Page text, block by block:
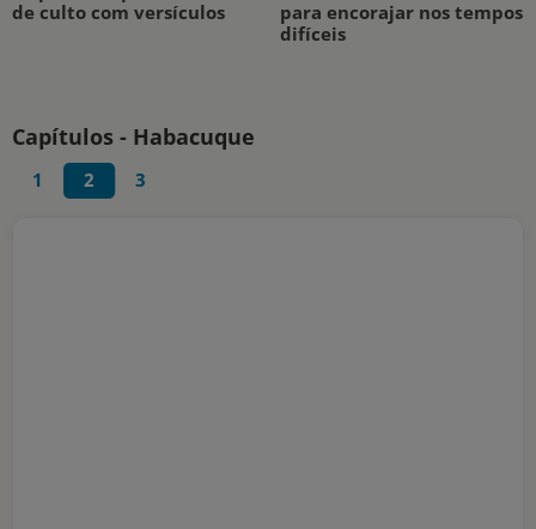
de culto com versículos
para encorajar nos tempos
difíceis
Capítulos - Habacuque
1 2 3